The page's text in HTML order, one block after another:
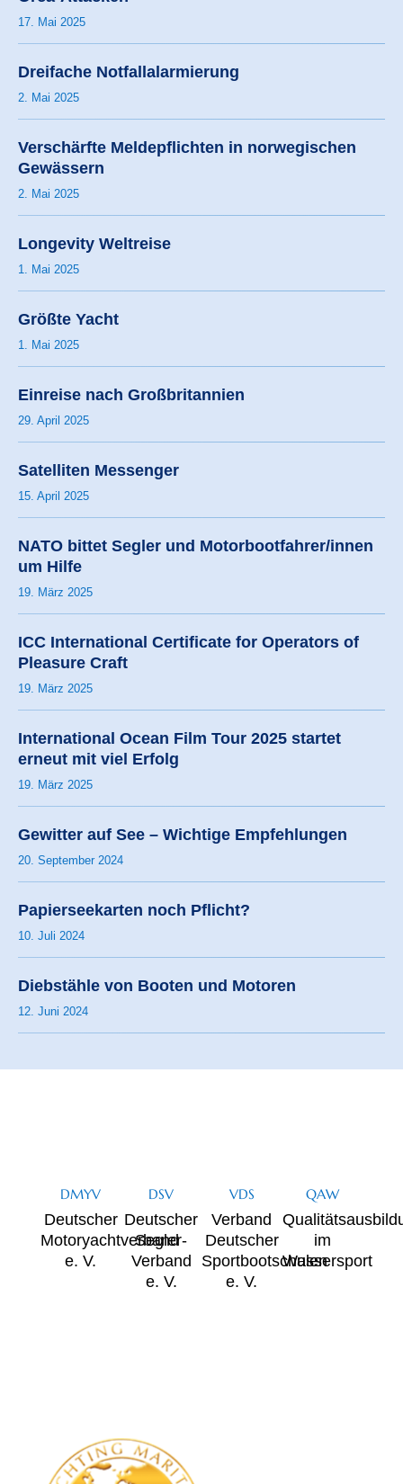
17. Mai 2025
Dreifache Notfallalarmierung
2. Mai 2025
Verschärfte Meldepflichten in norwegischen
Gewässern
2. Mai 2025
Longevity Weltreise
1. Mai 2025
Größte Yacht
1. Mai 2025
Einreise nach Großbritannien
29. April 2025
Satelliten Messenger
15. April 2025
NATO bittet Segler und Motorbootfahrer/innen
um Hilfe
19. März 2025
ICC International Certificate for Operators of
Pleasure Craft
19. März 2025
International Ocean Film Tour 2025 startet
erneut mit viel Erfolg
19. März 2025
Gewitter auf See – Wichtige Empfehlungen
20. September 2024
Papierseekarten noch Pflicht?
10. Juli 2024
Diebstähle von Booten und Motoren
12. Juni 2024
DMYV
Deutscher
Motoryachtverband
e. V.
DSV
Deutscher
Segler-
Verband
e. V.
VDS
Verband
Deutscher
Sportbootschulen
e. V.
QAW
im
Wassersport